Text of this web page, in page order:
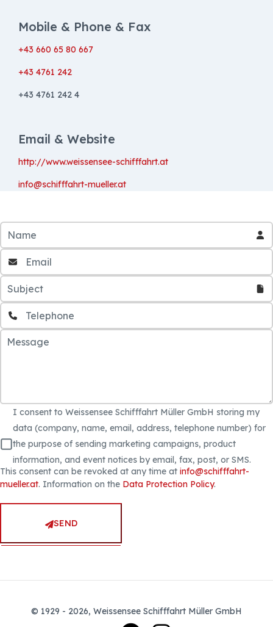
Mobile & Phone & Fax
+43 660 65 80 667
+43 4761 242
+43 4761 242 4
Email & Website
http://www.weissensee-schifffahrt.at
info@schifffahrt-mueller.at
I consent to Weissensee Schifffahrt Müller GmbH storing my
data (company, name, email, address, telephone number) for
the purpose of sending marketing campaigns, product
information, and event notices by email, fax, post, or SMS.
This consent can be revoked at any time at info@schifffahrt-
mueller.at. Information on the Data Protection Policy.
SEND
© 1929 - 2026, Weissensee Schifffahrt Müller GmbH